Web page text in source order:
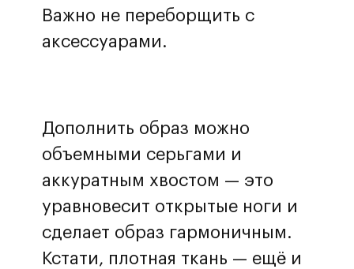
Важно не переборщить с
аксессуарами.
Дополнить образ можно
объемными серьгами и
аккуратным хвостом — это
уравновесит открытые ноги и
сделает образ гармоничным.
Кстати, плотная ткань — ещё и